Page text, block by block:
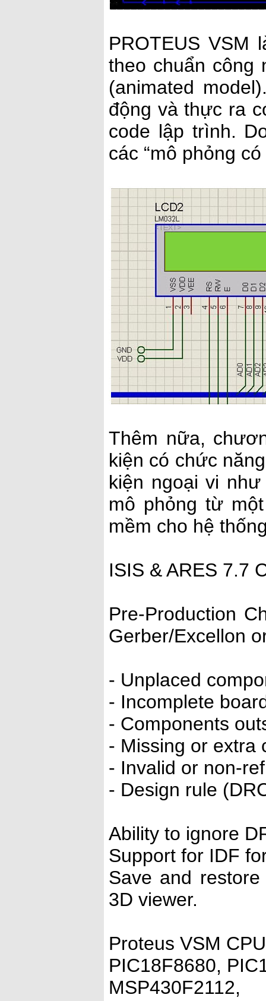
PROTEUS
theo chuẩn công
(animated
động và thực ra
code lập trình.
các “mô phỏng
Thêm nữa,
kiện có chức
kiện ngoại vi
mô phỏng từ
mềm cho hệ
ISIS & ARES 7.7
Pre-Production
Gerber/Excellon
- Unplaced
- Incomplete
- Components
- Missing or extra
- Invalid or non-
- Design rule
Ability to ignore
Support for IDF
Save and
3D viewer.
Proteus VSM
PIC18F8680,